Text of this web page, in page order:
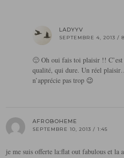
LADYYV
SEPTEMBRE 4, 2013 /
🙂 Oh oui fais toi plaisir !!
qualité, qui dure. Un réel
n’apprécie pas trop 😉
AFROBOHEME
SEPTEMBRE 10, 2013 / 1:45
je me suis offerte la:flat out fabulous et